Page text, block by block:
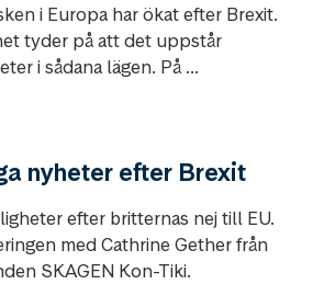
i Europa har ökat efter Brexit.
tyder på att det uppstår
i sådana lägen. På ...
nyheter efter Brexit
efter britternas nej till EU.
med Cathrine Gether från
SKAGEN Kon-Tiki.